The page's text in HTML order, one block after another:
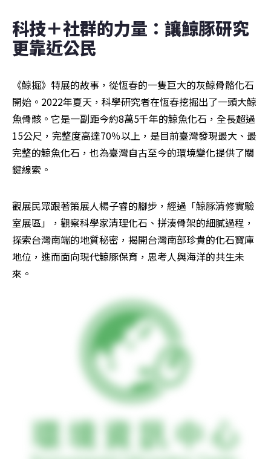
科技＋社群的力量：讓鯨豚研究
更靠近公民
《鯨掘》特展的故事，從恆春的一隻巨大的灰鯨骨骼化石
開始。2022年夏天，科學研究者在恆春挖掘出了一頭大鯨
魚骨骸。它是一副距今約8萬5千年的鯨魚化石，全長超過
15公尺，完整度高達70％以上，是目前臺灣發現最大、最
完整的鯨魚化石，也為臺灣自古至今的環境變化提供了關
鍵線索。
觀展民眾跟著策展人楊子睿的腳步，經過「鯨豚清修實驗
室展區」，觀察科學家清理化石、拼湊骨架的細膩過程，
探索台灣南端的地質秘密，揭開台灣南部珍貴的化石寶庫
地位，進而面向現代鯨豚保育，思考人與海洋的共生未
來。